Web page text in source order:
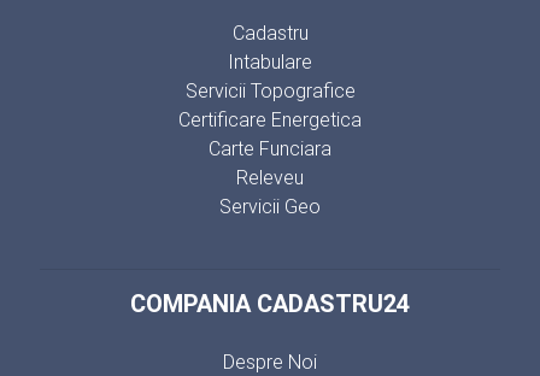
Cadastru
Intabulare
Servicii Topografice
Certificare Energetica
Carte Funciara
Releveu
Servicii Geo
COMPANIA CADASTRU24
Despre Noi